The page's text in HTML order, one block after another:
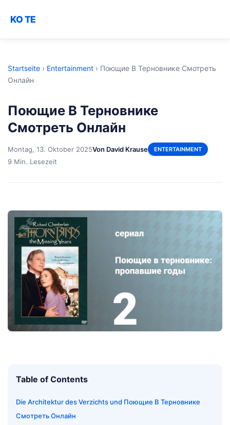
KO TE
Startseite › Entertainment › Поющие В Терновнике Смотреть
Онлайн
Поющие В Терновнике
Смотреть Онлайн
Montag, 13. Oktober 2025Von David Krause ENTERTAINMENT
9 Min. Lesezeit
Table of Contents
Die Architektur des Verzichts und Поющие В Терновнике
Смотреть Онлайн